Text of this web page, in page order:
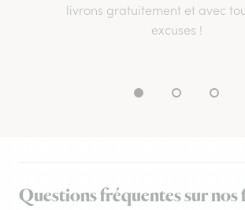
livrons gratuitement et avec
excuses !
Questions fréquentes sur nos